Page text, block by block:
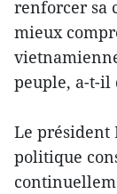
renforcer sa
mieux
peuple, a-t-il
Le président
politique